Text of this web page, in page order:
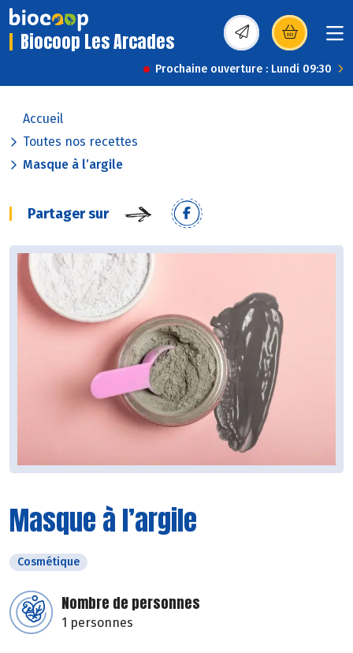
Biocoop Les Arcades (s’ouvre dans une
Prochaine ouverture : Lundi 09:30
Accueil
Toutes nos recettes
Masque à l’argile
Partager sur
Masque à l’argile
Cosmétique
Nombre de personnes
1 personnes